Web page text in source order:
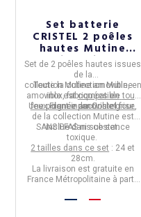
Set batterie
CRISTEL 2 poêles
hautes Mutine
amovibles inox 24
et 28cm avec
poignée
Set de 2 poêles hautes issues
de la
collection Mutineamovible, en
inox, fabriquées en
FranceparCristel
Toute la collection Mutine
amovible estcompatible tous
feux, dont induction et four.
Unepoignée amovible grise,
de la collection Mutine est
inclue dans ce set.
SANS PFAS ni substance
toxique.
2 tailles dans ce set : 24 et
28cm.
La livraison est gratuite en
France Métropolitaine à partir